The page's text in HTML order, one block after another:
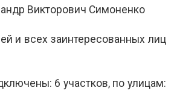
Викторович Симоненко
и всех заинтересованных лиц
6 участков, по улицам: